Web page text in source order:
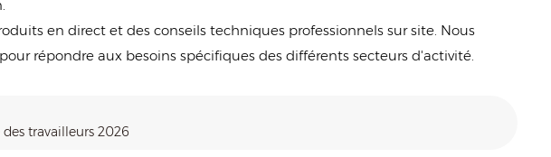
en direct et des conseils techniques professionnels sur site. Nous
répondre aux besoins spécifiques des différents secteurs d'activité.
travailleurs 2026